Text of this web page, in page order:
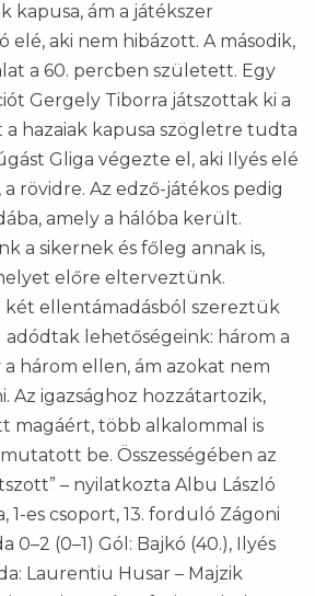
kapusa, ám a játékszer
elé, aki nem hibázott. A második,
a 60. percben született. Egy
Gergely Tiborra játszottak ki a
a hazaiak kapusa szögletre tudta
Gliga végezte el, aki Ilyés elé
rövidre. Az edző-játékos pedig
amely a hálóba került.
a sikernek és főleg annak is,
előre elterveztünk.
ellentámadásból szereztük
lehetőségeink: három a
három ellen, ám azokat nem
Az igazsághoz hozzátartozik,
magáért, több alkalommal is
be. Összességében az
– nyilatkozta Albu László
1-es csoport, 13. forduló Zágoni
0–2 (0–1) Gól: Bajkó (40.), Ilyés
Laurentiu Husar – Majzik